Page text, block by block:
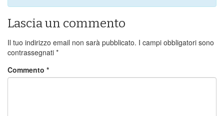
Lascia un commento
Il tuo indirizzo email non sarà pubblicato. I campi obbligatori sono
contrassegnati *
Commento *